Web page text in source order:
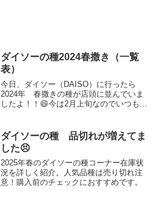
ダイソーの種2024春撒き（一覧
表）
今日、ダイソー（DAISO）に行ったら
2024年 春撒きの種が店頭に並んでいま
したよ！！😄今は2月上旬なのでいつもよ
ライフシリーズ）が店頭に並んでまし
た。店舗用の「発注・棚割表」（一覧
表）の写真を撮ったので紹介しますね。
ダイソーの種 品切れが増えてま
した😣
2025年春のダイソーの種コーナー在庫状
況を詳しく紹介。人気品種は売り切れ注
意！購入前のチェックにおすすめです。